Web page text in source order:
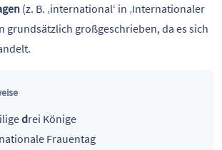
(z. B. ‚international‘ in ‚Internationaler
grundsätzlich großgeschrieben, da es sich
drei Könige
Frauentag